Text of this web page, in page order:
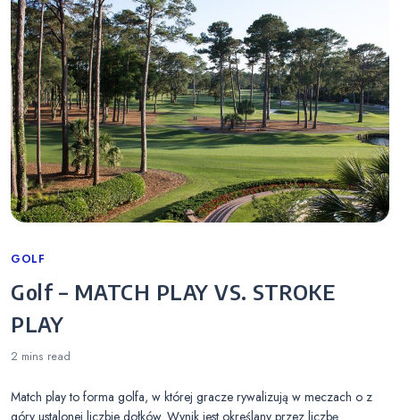
Categories
GOLF
Golf – MATCH PLAY VS. STROKE
PLAY
2 mins read
Match play to forma golfa, w której gracze rywalizują w meczach o z
góry ustalonej liczbie dołków. Wynik jest określany przez liczbę